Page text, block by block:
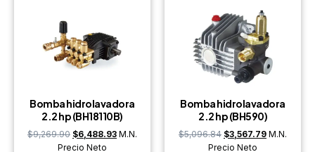
Bomba hidrolavadora
2.2 hp (BH18110B)
$9,269.90 $6,488.93 M.N.
Precio Neto
Bomba hidrolavadora
2.2 hp (BH590)
$5,096.84 $3,567.79 M.N.
Precio Neto